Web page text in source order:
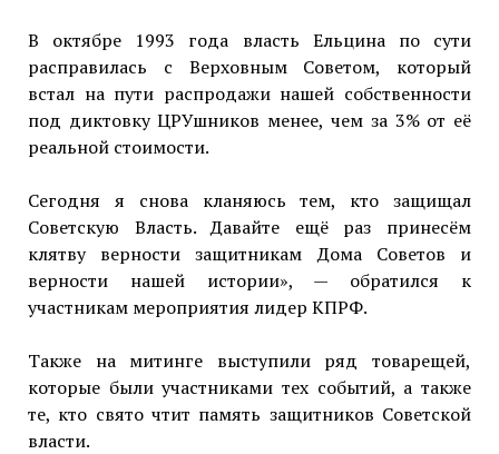
В октябре 1993 года власть Ельцина по сути
расправилась с Верховным Советом, который
встал на пути распродажи нашей собственности
под диктовку ЦРУшников менее, чем за 3% от её
реальной стоимости.
Сегодня я снова кланяюсь тем, кто защищал
Советскую Власть. Давайте ещё раз принесём
клятву верности защитникам Дома Советов и
верности нашей истории», — обратился к
участникам мероприятия лидер КПРФ.
Также на митинге выступили ряд товарещей,
которые были участниками тех событий, а также
те, кто свято чтит память защитников Советской
власти.